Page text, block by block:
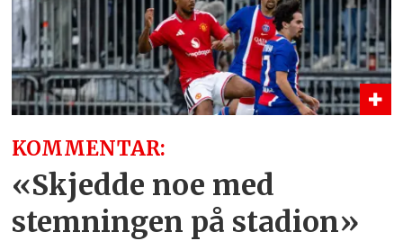
KOMMENTAR:
«Skjedde noe med
stemningen på stadion»